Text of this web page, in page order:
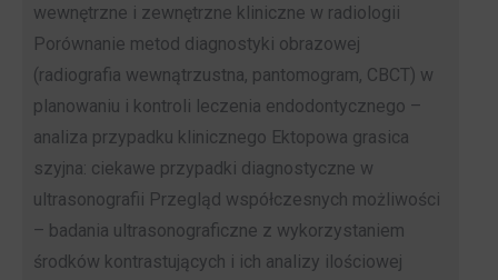
wewnętrzne i zewnętrzne kliniczne w radiologii
Porównanie metod diagnostyki obrazowej
(radiografia wewnątrzustna, pantomogram, CBCT) w
planowaniu i kontroli leczenia endodontycznego –
analiza przypadku klinicznego Ektopowa grasica
szyjna: ciekawe przypadki diagnostyczne w
ultrasonografii Przegląd współczesnych możliwości
– badania ultrasonograficzne z wykorzystaniem
środków kontrastujących i ich analizy ilościowej